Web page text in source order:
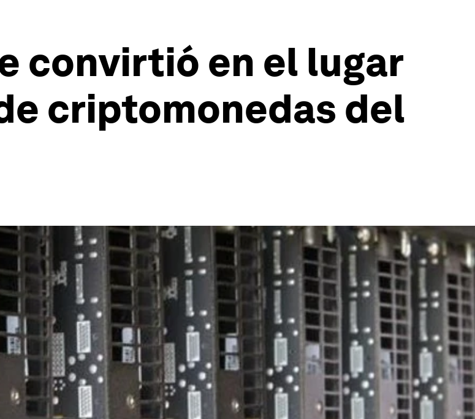
convirtió en el lugar
criptomonedas del